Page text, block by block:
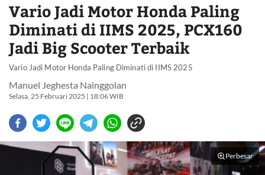
Vario Jadi Motor Honda Paling
Diminati di IIMS 2025, PCX160
Jadi Big Scooter Terbaik
Vario Jadi Motor Honda Paling Diminati di IIMS 2025
Manuel Jeghesta Nainggolan
Selasa, 25 Februari 2025 | 18:06 WIB
Perbesar